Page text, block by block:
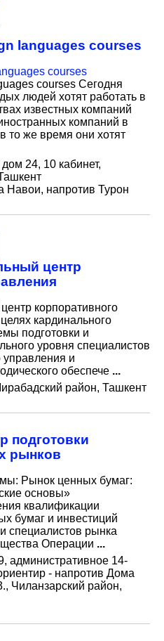
languages courses
courses Сегодня
людей хотят работать в
известных компаний
компаний в
то же время они хотят
24, 10 кабинет,
напротив Турон
центр
корпоративного
кардинального
подготовки и
уровня специалистов
управления и
обеспече ...
район, Ташкент
подготовки
рынков
Рынок ценных бумаг:
основы»
квалификации
бумаг и инвестиций
специалистов рынка
Операции ...
административное 14-
- напротив Дома
Чиланзарский район,